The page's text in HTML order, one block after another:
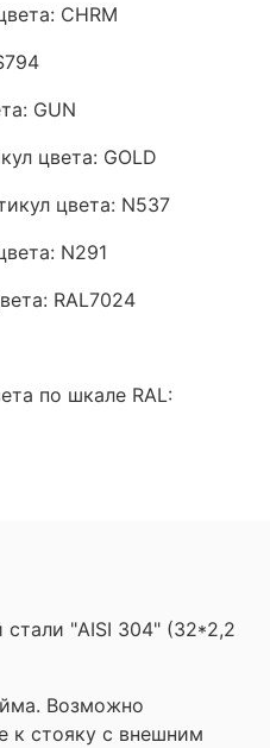
CHRM
GUN
цвета: GOLD
цвета: N537
N291
RAL7024
по шкале RAL:
"AISI 304" (32*2,2
Возможно
к стояку с внешним